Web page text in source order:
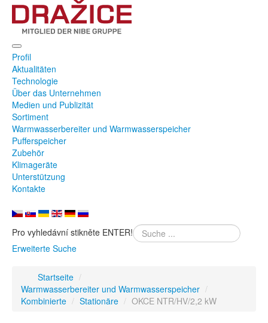
Profil
Aktualitäten
Technologie
Über das Unternehmen
Medien und Publizität
Sortiment
Warmwasserbereiter und Warmwasserspeicher
Pufferspeicher
Zubehör
Klimageräte
Unterstützung
Kontakte
Pro vyhledávní stikněte ENTER!
Erweiterte Suche
Startseite /
Warmwasserbereiter und Warmwasserspeicher /
Kombinierte / Stationäre / OKCE NTR/HV/2,2 kW